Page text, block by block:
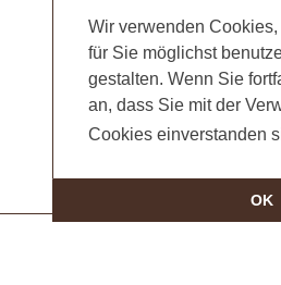
Wir verwenden
für Sie möglichst
gestalten. Wenn Sie
an, dass Sie mit der
Cookies einverstanden
OK